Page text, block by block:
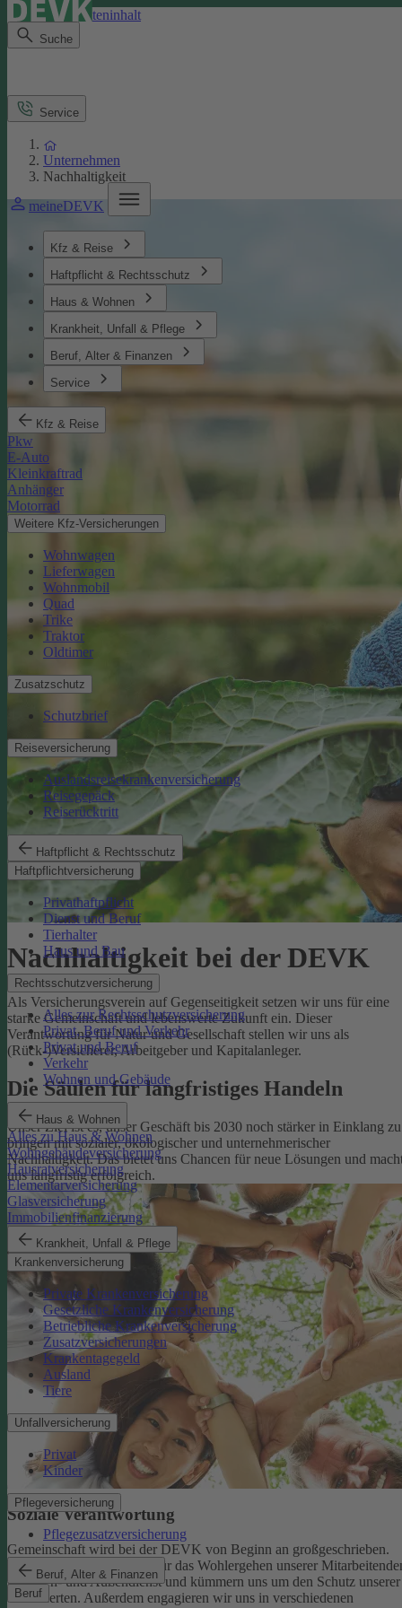
Direkt zum Seiteninhalt
Suche
meineDEVK
Kfz & Reise
Haftpflicht & Rechtsschutz
Haus & Wohnen
Krankheit, Unfall & Pflege
Beruf, Alter & Finanzen
Service
Kfz & Reise
Pkw
E-Auto
Kleinkraftrad
Anhänger
Motorrad
Weitere Kfz-Versicherungen
Wohnwagen
Lieferwagen
Wohnmobil
Quad
Trike
Traktor
Oldtimer
Zusatzschutz
Schutzbrief
Reiseversicherung
Auslandsreisekrankenversicherung
Reisegepäck
Reiserücktritt
Haftpflicht & Rechtsschutz
Haftpflichtversicherung
Privathaftpflicht
Dienst und Beruf
Tierhalter
Haus und Bau
Rechtsschutzversicherung
Alles zur Rechtsschutzversicherung
Privat, Beruf und Verkehr
Privat und Beruf
Verkehr
Wohnen und Gebäude
Haus & Wohnen
Alles zu Haus & Wohnen
Wohngebäudeversicherung
Hausratversicherung
Elementarversicherung
Glasversicherung
Immobilienfinanzierung
Krankheit, Unfall & Pflege
Krankenversicherung
Private Krankenversicherung
Gesetzliche Krankenversicherung
Betriebliche Krankenversicherung
Zusatzversicherungen
Krankentagegeld
Ausland
Tiere
Unfallversicherung
Privat
Kinder
Pflegeversicherung
Pflegezusatzversicherung
Beruf, Alter & Finanzen
Beruf
Service
Unternehmen
Nachhaltigkeit
Nachhaltigkeit bei der DEVK
Als Versicherungsverein auf Gegenseitigkeit setzen wir uns für eine
starke Gemeinschaft und lebenswerte Zukunft ein. Dieser
Verantwortung für Natur und Gesellschaft stellen wir uns als
(Rück-)Versicherer, Arbeitgeber und Kapitalanleger.
Die Säulen für langfristiges Handeln
Unser Ziel ist es, unser Geschäft bis 2030 noch stärker in Einklang zu
bringen mit sozialer, ökologischer und unternehmerischer
Nachhaltigkeit. Das bietet uns Chancen für neue Lösungen und
uns langfristig erfolgreich.
Soziale Verantwortung
Gemeinschaft wird bei der DEVK von Beginn an großgeschrieben.
Deshalb tragen wir Sorge für das Wohlergehen unserer
im Innen- und Außendienst und kümmern uns um den Schutz unserer
Versicherten. Außerdem engagieren wir uns in verschiedenen